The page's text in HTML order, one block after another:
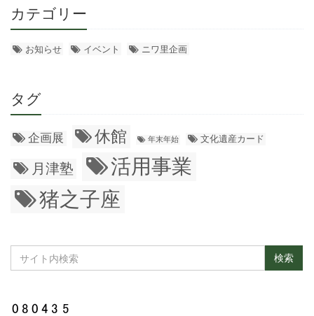
カテゴリー
お知らせ イベント ニワ里企画
タグ
企画展 休館 年末年始 文化遺産カード
月津塾
活用事業
猪之子座